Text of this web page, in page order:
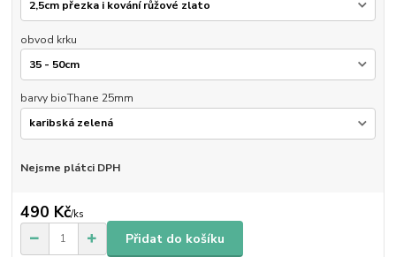
obvod krku
barvy bioThane 25mm
Nejsme plátci DPH
490 Kč/ks
Přidat do košíku